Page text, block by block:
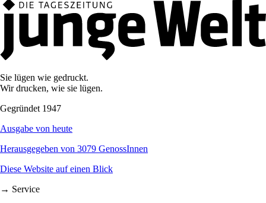
Sie lügen wie gedruckt.
Wir drucken, wie sie lügen.
Gegründet 1947
Ausgabe von heute
Herausgegeben von 3079 GenossInnen
Diese Website auf einen Blick
→ Service